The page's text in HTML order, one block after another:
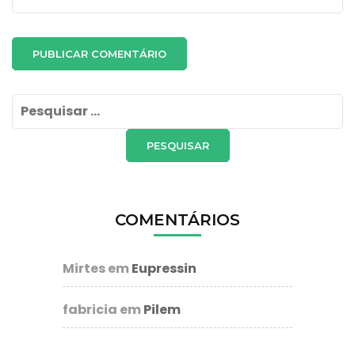
Pesquisar
por:
COMENTÁRIOS
Mirtesem Eupressin
fabricia em Pilem